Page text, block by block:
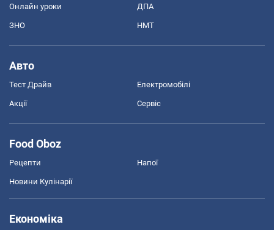
Онлайн уроки ДПА
ЗНО НМТ
Авто
Тест Драйв Електромобілі
Акції Сервіс
Food Oboz
Рецепти Напої
Новини Кулінарії
Економіка